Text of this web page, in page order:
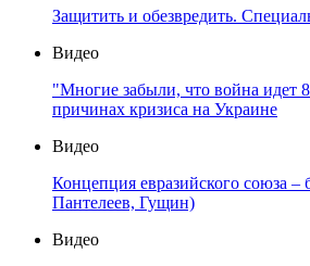
Защитить и обезвредить.
Видео
"Многие забыли, что война идет
причинах кризиса на Украине
Видео
Концепция евразийского союза –
Пантелеев, Гущин)
Видео